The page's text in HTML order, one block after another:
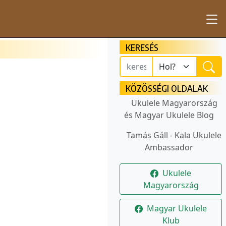
KERESÉS
KÖZÖSSÉGI OLDALAK
Ukulele Magyarország
és Magyar Ukulele Blog
Tamás Gáll - Kala Ukulele
Ambassador
Ukulele
Magyarország
Magyar Ukulele
Klub